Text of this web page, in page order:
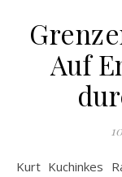
Auf
Kurt Kuchinkes Radtour geht weiter. Er hat sich einen